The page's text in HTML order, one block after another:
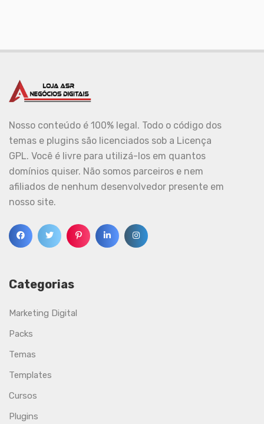
Nosso conteúdo é 100% legal. Todo o código dos
temas e plugins são licenciados sob a Licença
GPL. Você é livre para utilizá-los em quantos
domínios quiser. Não somos parceiros e nem
afiliados de nenhum desenvolvedor presente em
nosso site.
Categorias
Marketing Digital
Packs
Temas
Templates
Cursos
Plugins